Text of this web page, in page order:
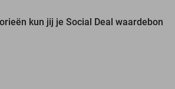
kun jij je Social Deal waardebon